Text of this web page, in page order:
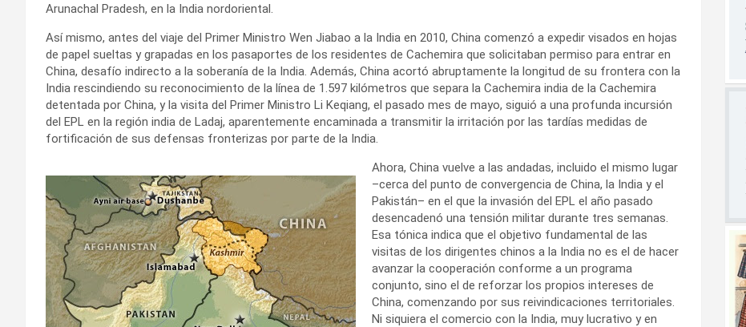
Arunachal Pradesh, en la India nordoriental.
Así mismo, antes del viaje del Primer Ministro Wen Jiabao a la India en 2010, China comenzó a expedir visados en hojas
de papel sueltas y grapadas en los pasaportes de los residentes de Cachemira que solicitaban permiso para entrar en
China, desafío indirecto a la soberanía de la India. Además, China acortó abruptamente la longitud de su frontera con la
India rescindiendo su reconocimiento de la línea de 1.597 kilómetros que separa la Cachemira india de la Cachemira
detentada por China, y la visita del Primer Ministro Li Keqiang, el pasado mes de mayo, siguió a una profunda incursión
del EPL en la región india de Ladaj, aparentemente encaminada a transmitir la irritación por las tardías medidas de
fortificación de sus defensas fronterizas por parte de la India.
Ahora, China vuelve a las andadas, incluido el mismo lugar
–cerca del punto de convergencia de China, la India y el
Pakistán– en el que la invasión del EPL el año pasado
desencadenó una tensión militar durante tres semanas.
Esa tónica indica que el objetivo fundamental de las
visitas de los dirigentes chinos a la India no es el de hacer
avanzar la cooperación conforme a un programa
conjunto, sino el de reforzar los propios intereses de
China, comenzando por sus reivindicaciones territoriales.
Ni siquiera el comercio con la India, muy lucrativo y en